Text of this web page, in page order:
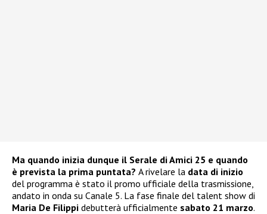
Ma quando inizia dunque il Serale di Amici 25 e quando
è prevista la prima puntata? A rivelare la data di inizio
del programma è stato il promo ufficiale della trasmissione,
andato in onda su Canale 5. La fase finale del talent show di
Maria De Filippi debutterà ufficialmente sabato 21 marzo.